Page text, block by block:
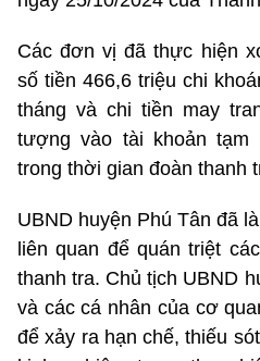
Các đơn vị đã thực hiện
số tiền 466,6 triệu chi
tháng và chi tiền may
tượng vào tài khoản tạm
trong thời gian đoàn thanh
UBND huyện Phú Tân đã
liên quan để quán triệt
thanh tra. Chủ tịch UBND
và các cá nhân của cơ
để xảy ra hạn chế, thiếu